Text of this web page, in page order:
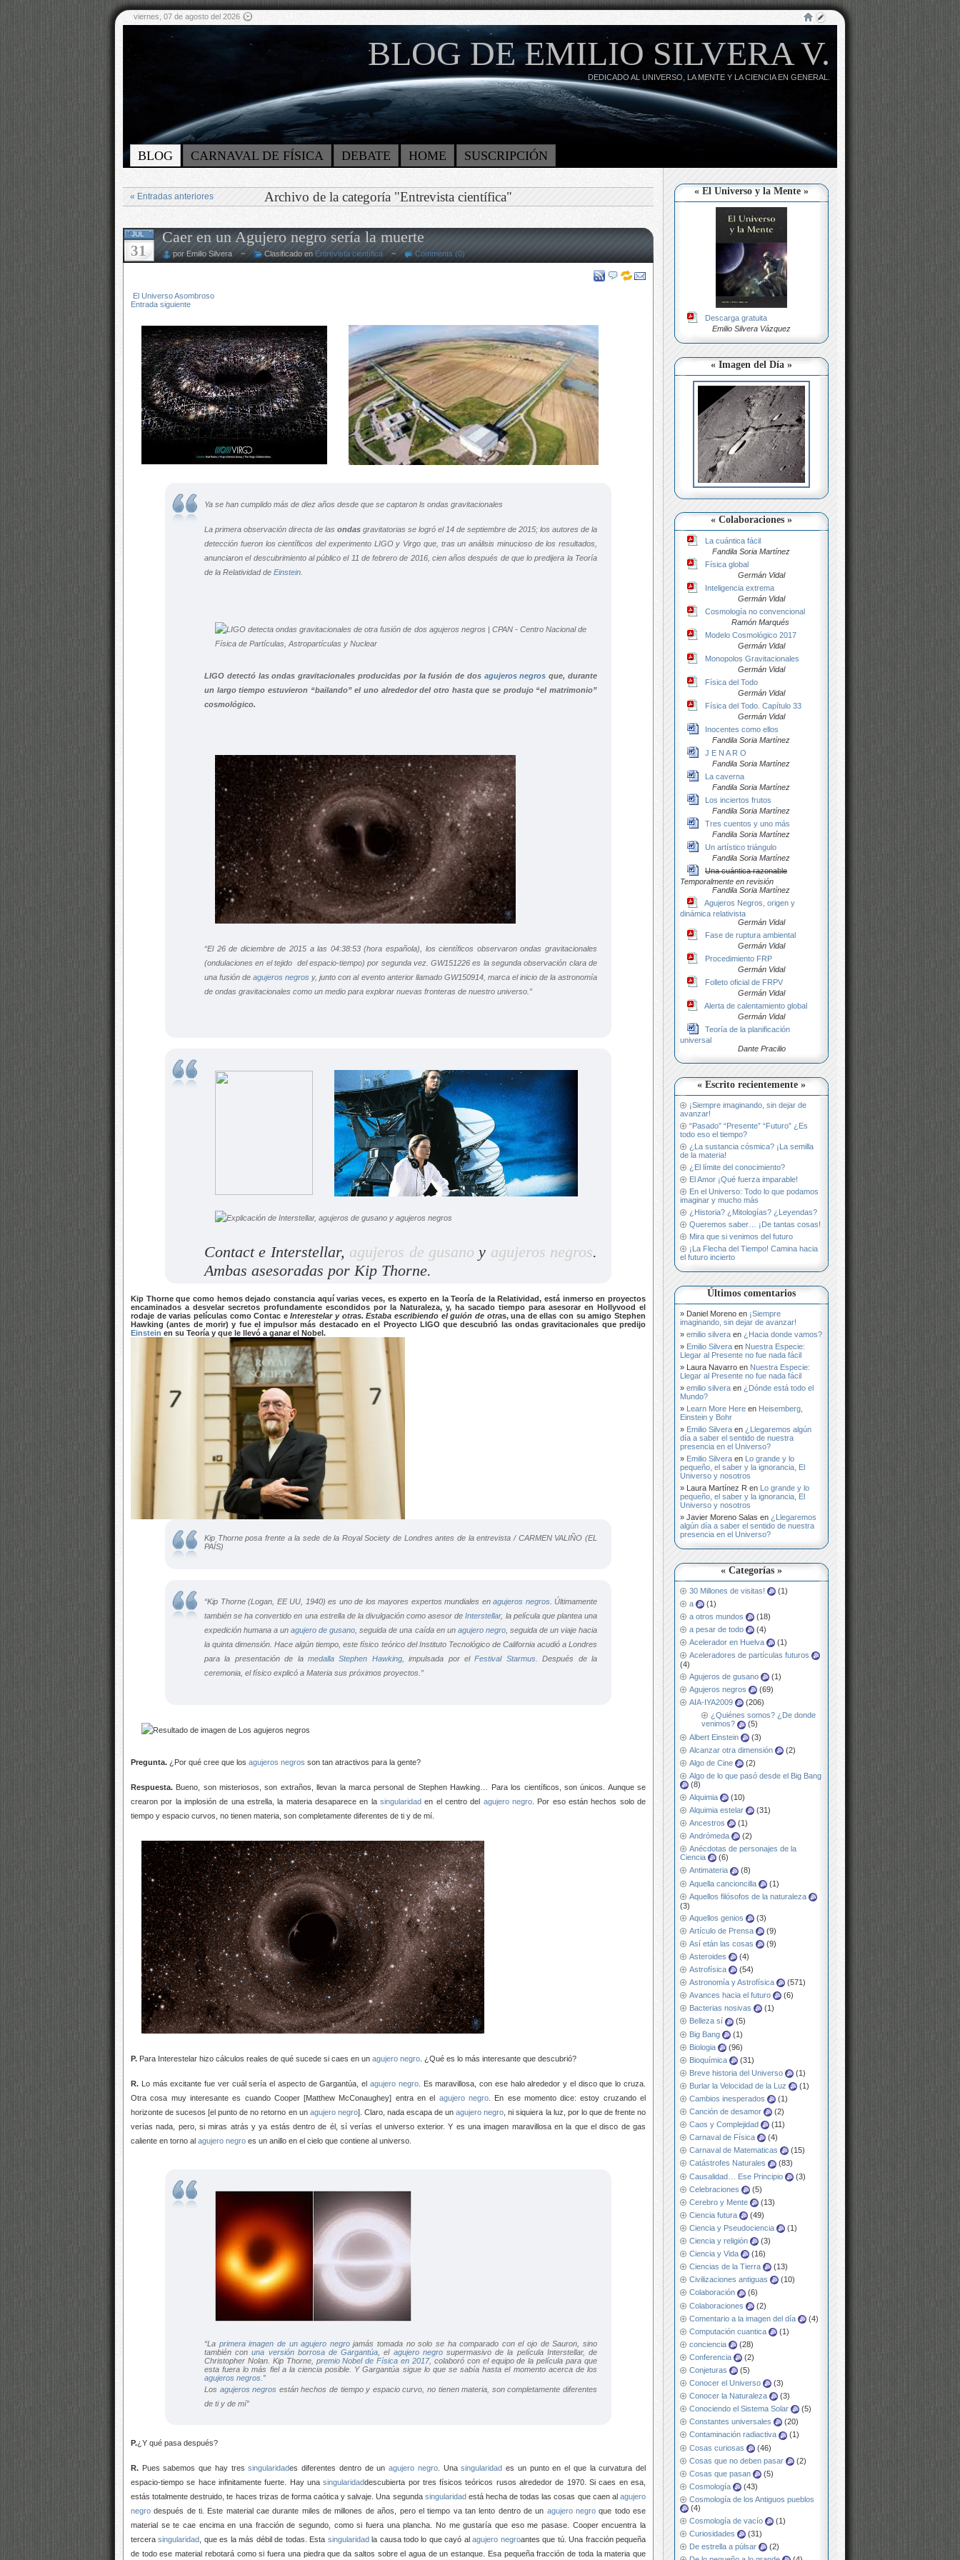
viernes, 07 de agosto del 2026
BLOG DE EMILIO SILVERA V.
DEDICADO AL UNIVERSO, LA MENTE Y LA CIENCIA EN GENERAL.
BLOG CARNAVAL DE FÍSICA DEBATE HOME SUSCRIPCIÓN
« El Universo y la Mente »
Descarga gratuita
Emilio Silvera Vázquez
« Imagen del Día »
« Colaboraciones »
La cuántica fácil
Fandila Soria Martínez
Física global
Germán Vidal
Inteligencia extrema
Germán Vidal
Cosmología no convencional
Ramón Marqués
Modelo Cosmológico 2017
Germán Vidal
Monopolos Gravitacionales
Germán Vidal
Física del Todo
Germán Vidal
Física del Todo. Capítulo 33
Germán Vidal
Inocentes como ellos
Fandila Soria Martínez
J E N A R O
Fandila Soria Martínez
La caverna
Fandila Soria Martínez
Los inciertos frutos
Fandila Soria Martínez
Tres cuentos y uno más
Fandila Soria Martínez
Un artístico triángulo
Fandila Soria Martínez
Una cuántica razonable
Temporalmente en revisión
Fandila Soria Martínez
Agujeros Negros, origen y
dinámica relativista
Germán Vidal
Fase de ruptura ambiental
Germán Vidal
Procedimiento FRP
Germán Vidal
Folleto oficial de FRPV
Germán Vidal
Alerta de calentamiento global
Germán Vidal
Teoría de la planificación
universal
Dante Pracilio
« Escrito recientemente »
¡Siempre imaginando, sin dejar de
avanzar!
“Pasado” “Presente” “Futuro” ¿Es
todo eso el tiempo?
¿La sustancia cósmica? ¡La semilla
de la materia!
¿El límite del conocimiento?
El Amor ¡Qué fuerza imparable!
En el Universo: Todo lo que podamos
imaginar y mucho más
¿Historia? ¿Mitologías? ¿Leyendas?
Queremos saber… ¡De tantas cosas!
Mira que si venimos del futuro
¡La Flecha del Tiempo! Camina hacia
el futuro incierto
Últimos comentarios
Daniel Moreno en ¡Siempre
imaginando, sin dejar de avanzar!
emilio silvera en ¿Hacia donde vamos?
Emilio Silvera en Nuestra Especie:
Llegar al Presente no fue nada fácil
Laura Navarro en Nuestra Especie:
Llegar al Presente no fue nada fácil
emilio silvera en ¿Dónde está todo el
Mundo?
Learn More Here en Heisemberg,
Einstein y Bohr
Emilio Silvera en ¿Llegaremos algún
día a saber el sentido de nuestra
presencia en el Universo?
Emilio Silvera en Lo grande y lo
pequeño, el saber y la ignorancia, El
Universo y nosotros
Laura Martínez R en Lo grande y lo
pequeño, el saber y la ignorancia, El
Universo y nosotros
Javier Moreno Salas en ¿Llegaremos
algún día a saber el sentido de nuestra
presencia en el Universo?
« Categorías »
30 Millones de visitas!
(1)
a
(1)
a otros mundos
(18)
a pesar de todo
(4)
Acelerador en Huelva
(1)
Aceleradores de partículas futuros
(4)
Agujeros de gusano
(1)
Agujeros negros
(69)
AIA-IYA2009
(206)
¿Quiénes somos? ¿De donde
venimos?
(5)
Albert Einstein
(3)
Alcanzar otra dimensión
(2)
Algo de Cine
(2)
Algo de lo que pasó desde el Big Bang
(8)
Alquimia
(10)
Alquimia estelar
(31)
Ancestros
(1)
Andrómeda
(2)
Anécdotas de personajes de la
Ciencia
(6)
Antimateria
(8)
Aquella cancioncilla
(1)
Aquellos filósofos de la naturaleza
(3)
Aquellos genios
(3)
Artículo de Prensa
(9)
Así etán las cosas
(9)
Asteroides
(4)
Astrofísica
(54)
Astronomía y Astrofísica
(571)
Avances hacia el futuro
(6)
Bacterias nosivas
(1)
Belleza sí
(5)
Big Bang
(1)
Biologia
(96)
Bioquímica
(31)
Breve historia del Universo
(1)
Burlar la Velocidad de la Luz
(1)
Cambios inesperados
(1)
Canción de desamor
(2)
Caos y Complejidad
(11)
Carnaval de Física
(4)
Carnaval de Matematicas
(15)
Catástrofes Naturales
(83)
Causalidad… Ese Principio
(3)
Celebraciones
(5)
Cerebro y Mente
(13)
Ciencia futura
(49)
Ciencia y Pseudociencia
(1)
Ciencia y religión
(3)
Ciencia y Vida
(16)
Ciencias de la Tierra
(13)
Civilizaciones antiguas
(10)
Colaboración
(6)
Colaboraciones
(2)
Comentario a la imagen del día
(4)
Computación cuantica
(1)
conciencia
(28)
Conferencia
(2)
Conjeturas
(5)
Conocer el Universo
(3)
Conocer la Naturaleza
(3)
Conociendo el Sistema Solar
(5)
Constantes universales
(20)
Contaminación radiactiva
(1)
Cosas curiosas
(46)
Cosas que no deben pasar
(2)
Cosas que pasan
(5)
Cosmología
(43)
Cosmología de los Antiguos pueblos
(4)
Cosmología de vacío
(1)
Curiosidades
(31)
De estrella a púlsar
(2)
Archivo de la categoría "Entrevista científica"
« Entradas anteriores
JUL
31
Caer en un Agujero negro sería la muerte
por Emilio Silvera ~ Clasificado en Entrevista científica ~ Comments (0)
El Universo Asombroso
Entrada siguiente
Ya se han cumplido más de diez años desde que se captaron ls ondas gravitacionales
La primera observación directa de las ondas gravitatorias se logró el 14 de septiembre de 2015; los autores de la
detección fueron los científicos del experimento LIGO​ y Virgo que, tras un análisis minucioso de los resultados,
anunciaron el descubrimiento al público el 11 de febrero de 2016, cien años después de que lo predijera la Teoría
de la Relatividad de Einstein
LIGO detectó las ondas gravitacionales producidas por la fusión de dos agujeros negros que, durante
un largo tiempo estuvieron “bailando” el uno alrededor del otro hasta que se produjo “el matrimonio”
cosmológico.
“El 26 de diciembre de 2015 a las 04:38:53 (hora española), los científicos observaron ondas gravitacionales
(ondulaciones en el tejido del espacio-tiempo) por segunda vez. GW151226 es la segunda observación clara de
una fusión deagujeros negros y, junto con al evento anterior llamado GW150914, marca el inicio de la astronomía
de ondas gravitacionales como un medio para explorar nuevas fronteras de nuestro universo.”
Contact e Interstellar, agujeros de gusano y agujeros negros.
Ambas asesoradas por Kip Thorne.
Kip Thorne que como hemos dejado constancia aquí varias veces, es experto en la Teoría de la Relatividad, está inmerso en proyectos
encaminados a desvelar secretos profundamente escondidos por la Naturaleza, y, ha sacado tiempo para asesorar en Hollyvood el
rodaje de varias películas como Contac eInterestelar y otras. Estaba escribiendo el guión de otras, una de ellas con su amigo Stephen
Hawking (antes de morir) y fue el impulsor más destacado en el Proyecto LIGO que descubrió las ondas gravitacionales que predijo
Einstein en su Teoría y que le llevó a ganar el Nobel.
Kip Thorne posa frente a la sede de la Royal Society de Londres antes de la entrevista / CARMEN VALIÑO (EL
PAÍS)
“Kip Thorne (Logan, EE UU, 1940) es uno de los mayores expertos mundiales en agujeros negros. Últimamente
también se ha convertido en una estrella de la divulgación como asesor deInterstellar, la película que plantea una
expedición humana a unagujero de gusano , seguida de una caída en un agujero negro, seguida de un viaje hacia
la quinta dimensión. Hace algún tiempo, este físico teórico del Instituto Tecnológico de California acudió a Londres
para la presentación de la medalla Stephen Hawking, impulsada por elFestival Starmus. Después de la
ceremonia, el físico explicó a Materia sus próximos proyectos.”
Pregunta. ¿Por qué cree que los agujeros negros son tan atractivos para la gente?
Respuesta. Bueno, son misteriosos, son extraños, llevan la marca personal de Stephen Hawking… Para los científicos, son únicos. Aunque se
crearon por la implosión de una estrella, la materia desaparece en la singularidad en el centro del agujero negro . Por eso están hechos solo de
tiempo y espacio curvos, no tienen materia, son completamente diferentes de ti y de mí.
P. Para Interestelar hizo cálculos reales de qué sucede si caes en un agujero negro . ¿Qué es lo más interesante que descubrió?
R. Lo más excitante fue ver cuál sería el aspecto de Gargantúa, el agujero negro. Es maravillosa, con ese halo alrededor y el disco que lo cruza.
Otra cosa muy interesante es cuando Cooper [Matthew McConaughey] entra en el agujero negro. En ese momento dice: estoy cruzando el
horizonte de sucesos [el punto de no retorno en un agujero negro]. Claro, nada escapa de unagujero negro , ni siquiera la luz, por lo que de frente no
verías nada, pero, si miras atrás y ya estás dentro de él, sí verías el universo exterior. Y es una imagen maravillosa en la que el disco de gas
caliente en torno al agujero negro es un anillo en el cielo que contiene al universo.
“La primera imagen de unagujero negrojamás tomada no solo se ha comparado con el ojo de Sauron, sino
también conuna versión borrosa de Gargantúa , el agujero negrosupermasivo de la película Interstellar, de
Christopher Nolan. Kip Thorne, premio Nobel de Física en 2017, colaboró con el equipo de la película para que
esta fuera lo más fiel a la ciencia posible. Y Gargantúa sigue lo que se sabía hasta el momento acerca de los
agujeros negros .”
Los agujeros negros están hechos de tiempo y espacio curvo, no tienen materia, son completamente diferentes
de ti y de mí”
P.¿Y qué pasa después?
R. Pues sabemos que hay tressingularidades diferentes dentro de unagujero negro. Unasingularidad es un punto en el que la curvatura del
espacio-tiempo se hace infinitamente fuerte. Hay unasingularidaddescubierta por tres físicos teóricos rusos alrededor de 1970. Si caes en esa,
estás totalmente destruido, te haces trizas de forma caótica y salvaje. Una segunda singularidadestá hecha de todas las cosas que caen alagujero
negro después de ti. Este material cae durante miles de millones de años, pero el tiempo va tan lento dentro de un agujero negroque todo ese
material se te cae encima en una fracción de segundo, como si fuera una plancha. No me gustaría que eso me pasase. Cooper encuentra la
tercerasingularidad , que es la más débil de todas. Esta singularidadla causa todo lo que cayó alagujero negroantes que tú. Una fracción pequeña
de todo ese material rebotará como si fuera una piedra que da saltos sobre el agua de un estanque. Esa pequeña fracción de toda la materia que